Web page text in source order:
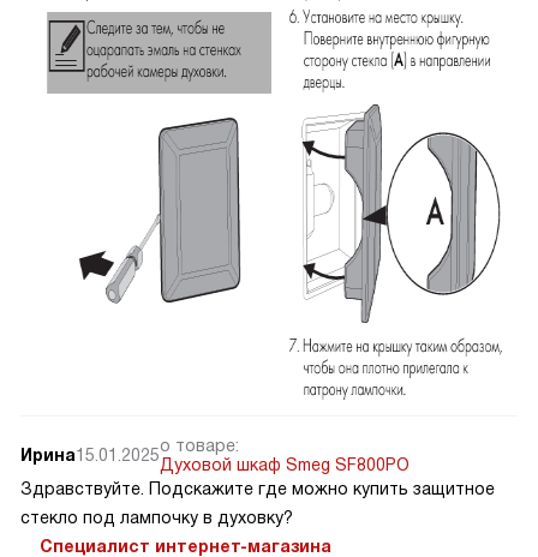
Ирина15.01.2025о товаре:
Духовой шкаф Smeg SF800PO
Здравствуйте. Подскажите где можно купить защитное
стекло под лампочку в духовку?
Специалист интернет-магазина